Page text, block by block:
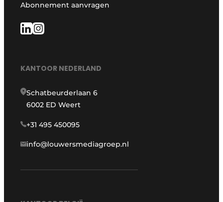
Abonnement aanvragen
KANTOOR NEDERLAND
Schatbeurderlaan 6
6002 ED Weert
+31 495 450095
info@louwersmediagroep.nl